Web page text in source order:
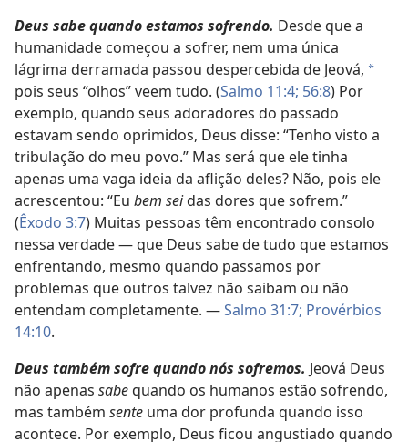
Deus sabe quando estamos sofrendo. Desde que a
humanidade começou a sofrer, nem uma única
lágrima derramada passou despercebida de Jeová, *
pois seus “olhos” veem tudo. (Salmo 11:4; 56:8) Por
exemplo, quando seus adoradores do passado
estavam sendo oprimidos, Deus disse: “Tenho visto a
tribulação do meu povo.” Mas será que ele tinha
apenas uma vaga ideia da aflição deles? Não, pois ele
acrescentou: “Eu bem seidas dores que sofrem.”
(Êxodo 3:7) Muitas pessoas têm encontrado consolo
nessa verdade — que Deus sabe de tudo que estamos
enfrentando, mesmo quando passamos por
problemas que outros talvez não saibam ou não
entendam completamente. —Salmo 31:7; Provérbios
14:10.
Deus também sofre quando nós sofremos. Jeová Deus
não apenas sabequando os humanos estão sofrendo,
mas também sente uma dor profunda quando isso
acontece. Por exemplo, Deus ficou angustiado quando